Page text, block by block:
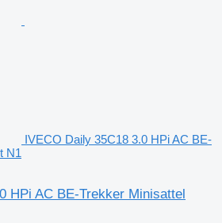
IVECO Daily 35C18 3.0 HPi AC BE-
N1
HPi AC BE-Trekker Minisattel